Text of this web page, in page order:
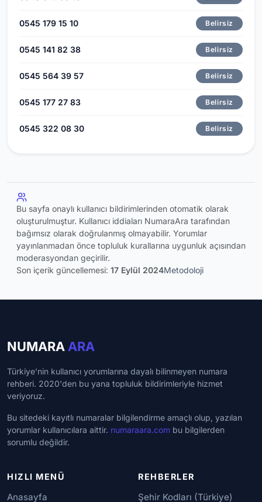
0545 179 15 10 Belirsiz
0545 141 82 38 Belirsiz
0545 564 39 57 Belirsiz
0545 177 27 83 Belirsiz
0545 322 08 30 Belirsiz
Bu sayfa onaylı kullanıcı bildirimlerinden otomatik olarak
oluşturulmuştur. Kullanıcı iddiaları NumaraAra tarafından
bağımsız olarak doğrulanmış olmayabilir. Yorumlar
yayınlanmadan önce topluluk kurallarına uygunluk açısından
moderasyondan geçirilir.
Son içerik güncellemesi: 17 Eylül 2024Metodoloji
NUMARA ARA
Türkiye'nin kullanıcı yorumlarına dayalı bilinmeyen numara
rehberi. 2020'den bu yana topluluk bildirimleriyle hizmet
veriyoruz.
Bu sitedeki kayıtlı numaralar bilgilendirme amaçlı olup, yazılan
yorumlar kullanıcılara aittir. numaraara.com bu bilgilerden
sorumlu değildir.
HIZLI MENÜ
Anasayfa
REHBERLER
Şehir Kodları (Türkiye)